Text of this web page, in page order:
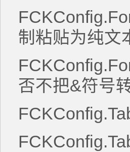
制粘贴为纯文
否不把&符号